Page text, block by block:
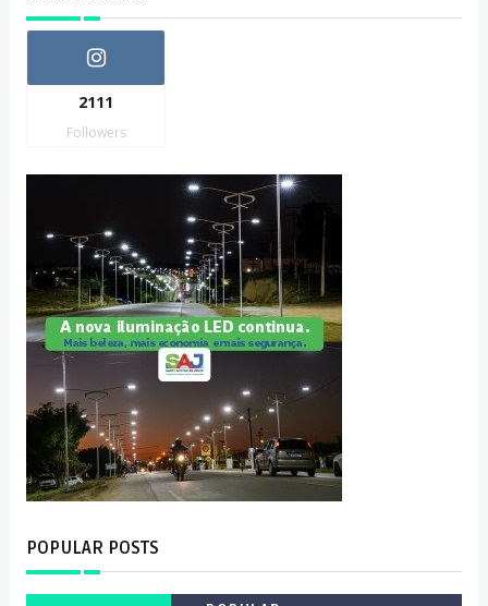
2111
Followers
POPULAR POSTS